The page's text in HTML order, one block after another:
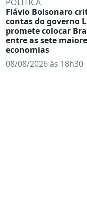
Flávio Bolsonaro
contas do governo
promete colocar
entre as sete
economias
08/08/2026 às 18h30